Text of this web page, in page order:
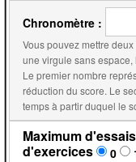
Chronomètre :
Vous pouvez mettre
une virgule sans
Le premier nombre
réduction du score. Le second, par défaut égal au premier, représente le
temps à partir duquel le
Maximum
d'exercices
0